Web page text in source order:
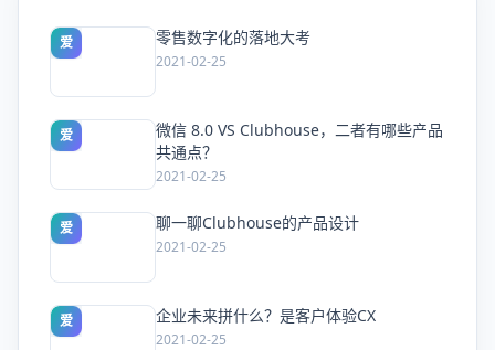
爱 零售数字化的落地大考
2021-02-25
爱
微信 8.0 VS Clubhouse，二者有哪些产品
共通点？
2021-02-25
爱 聊一聊Clubhouse的产品设计
2021-02-25
爱 企业未来拼什么？是客户体验CX
2021-02-25